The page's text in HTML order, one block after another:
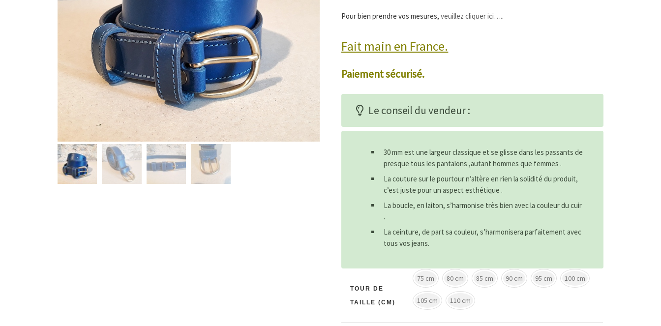
Pour bien prendre vos mesures, veuillez cliquer ici…..
Fait main en France.
Paiement sécurisé.
Le conseil du vendeur :
30 mm est une largeur classique et se glisse dans les passants de
presque tous les pantalons ,autant hommes que femmes .
La couture sur le pourtour n’altère en rien la solidité du produit,
c’est juste pour un aspect esthétique .
La boucle, en laiton, s’harmonise très bien avec la couleur du cuir
.
La ceinture, de part sa couleur, s’harmonisera parfaitement avec
tous vos jeans.
TOUR DE
TAILLE (CM)
75 cm 80 cm 85 cm 90 cm 95 cm 100 cm
105 cm 110 cm